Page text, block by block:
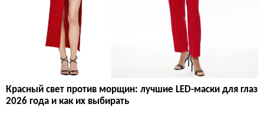
Красный свет против морщин: лучшие LED-маски для глаз
2026 года и как их выбирать